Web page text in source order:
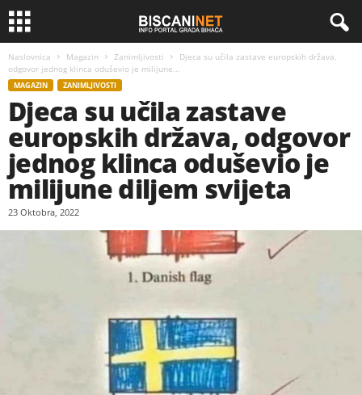
Naslovnica Magazin Zanimljivosti
Djeca su učila zastave europskih država,
odgovor jednog klinca oduševio je milijune...
MAGAZIN ZANIMLJIVOSTI
Djeca su učila zastave
europskih država, odgovor
jednog klinca oduševio je
milijune diljem svijeta
23 Oktobra, 2022